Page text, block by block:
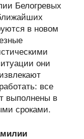
Белогревых
в новом
они
все
выполнены в
сроками.